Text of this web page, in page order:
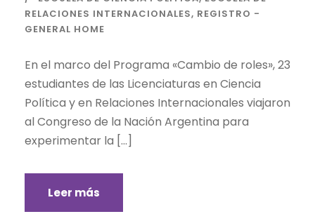
RELACIONES INTERNACIONALES, REGISTRO -
GENERAL HOME
En el marco del Programa «Cambio de roles», 23
estudiantes de las Licenciaturas en Ciencia
Política y en Relaciones Internacionales viajaron
al Congreso de la Nación Argentina para
experimentar la […]
Leer más